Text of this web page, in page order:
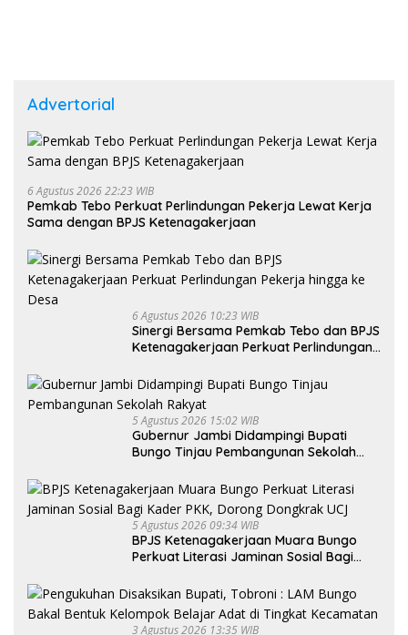
Advertorial
6 Agustus 2026 22:23 WIB
Pemkab Tebo Perkuat Perlindungan Pekerja Lewat Kerja
Sama dengan BPJS Ketenagakerjaan
6 Agustus 2026 10:23 WIB
Sinergi Bersama Pemkab Tebo dan BPJS
Ketenagakerjaan Perkuat Perlindungan
5 Agustus 2026 15:02 WIB
Gubernur Jambi Didampingi Bupati
Bungo Tinjau Pembangunan Sekolah
5 Agustus 2026 09:34 WIB
BPJS Ketenagakerjaan Muara Bungo
Perkuat Literasi Jaminan Sosial Bagi
3 Agustus 2026 13:35 WIB